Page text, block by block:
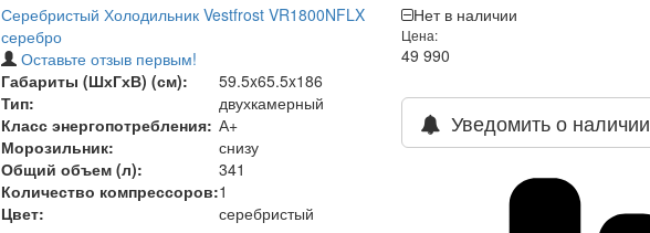
Серебристый Холодильник Vestfrost VR1800NFLX
серебро
Оставьте отзыв первым!
Габариты (ШхГхВ) (см):
59.5x65.5x186
Тип:
двухкамерный
Класс энергопотребления: А+
Морозильник:
снизу
Общий объем (л):
341
Количество компрессоров:1
Цвет:
серебристый
Нет в наличии
Цена:
49 990
Уведомить о наличии